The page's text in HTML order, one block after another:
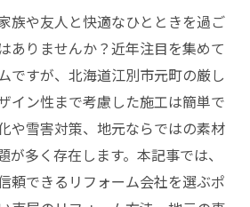
族や友人と快適なひとときを過ご
ありませんか？近年注目を集めて
ですが、北海道江別市元町の厳し
イン性まで考慮した施工は簡単で
や雪害対策、地元ならではの素材
が多く存在します。本記事では、
頼できるリフォーム会社を選ぶポ